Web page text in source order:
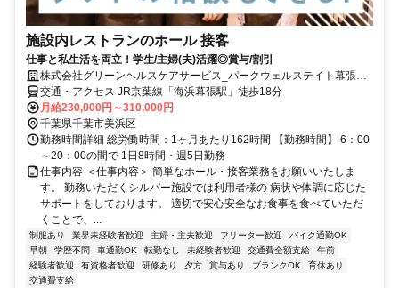
施設内レストランのホール 接客
仕事と私生活を両立！学生/主婦(夫)活躍◎賞与/割引
株式会社グリーンヘルスケアサービス_パークウェルステイト幕張ベ
イパーク_0P4989
交通・アクセス JR京葉線「海浜幕張駅」徒歩18分
月給230,000円～310,000円
千葉県千葉市美浜区
勤務時間詳細 総労働時間：1ヶ月あたり162時間 【勤務時間】 6：00
～20：00の間で 1日8時間・週5日勤務
仕事内容 ＜仕事内容＞ 簡単なホール・接客業務をお願いいたしま
す。 勤務いただくシルバー施設では利用者様の 病状や体調に応じた
サポートをしております。 適切で安心安全なお食事を食べていただ
くことで、...
制服あり 業界未経験者歓迎 主婦・主夫歓迎 フリーター歓迎
バイク通勤OK
早朝
学歴不問 車通勤OK 転勤なし 未経験者歓迎 交通費全額支給
午前
経験者歓迎
有資格者歓迎 研修あり 夕方 賞与あり ブランクOK
育休あり
交通費支給